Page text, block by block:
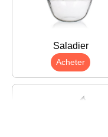
Saladier
Acheter